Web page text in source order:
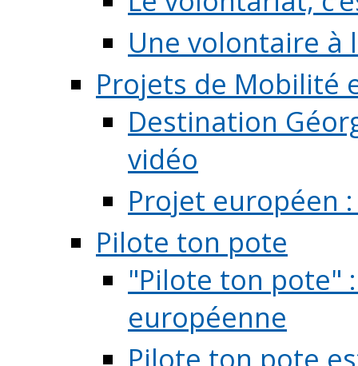
Une volontaire à
Projets de Mobilité
Destination
vidéo
Projet européen
Pilote ton pote
"Pilote ton pote"
européenne
Pilote ton pote